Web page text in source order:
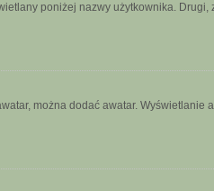
poniżej nazwy użytkownika. Drugi,
można dodać awatar.